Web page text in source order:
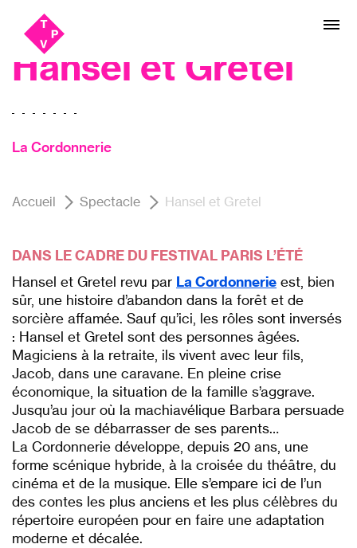
Aller
au
menu
Aller au
contenu
Festival Paris l'été, Théâtre
Hansel et Gretel
La Cordonnerie
Accueil Spectacle Hansel et Gretel
DANS LE CADRE DU FESTIVAL PARIS L’ÉTÉ
Hansel et Gretel revu par La Cordonnerie est, bien
sûr, une histoire d’abandon dans la forêt et de
sorcière affamée. Sauf qu’ici, les rôles sont inversés
: Hansel et Gretel sont des personnes âgées.
Magiciens à la retraite, ils vivent avec leur fils,
Jacob, dans une caravane. En pleine crise
économique, la situation de la famille s’aggrave.
Jusqu’au jour où la machiavélique Barbara persuade
Jacob de se débarrasser de ses parents…
La Cordonnerie développe, depuis 20 ans, une
forme scénique hybride, à la croisée du théâtre, du
cinéma et de la musique. Elle s’empare ici de l’un
des contes les plus anciens et les plus célèbres du
répertoire européen pour en faire une adaptation
moderne et décalée.